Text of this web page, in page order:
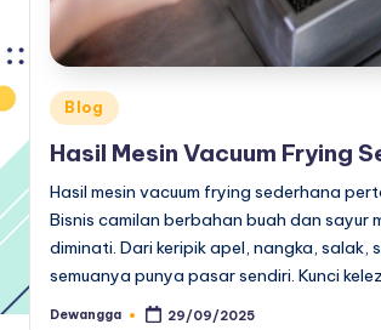
Posted
in
Blog
Hasil Mesin Vacuum Frying
Hasil mesin vacuum frying sederhana
Bisnis camilan berbahan buah dan sayur
diminati. Dari keripik apel, nangka, salak,
semuanya punya pasar sendiri. Kunci
Posted
Dewangga 29/09/2025